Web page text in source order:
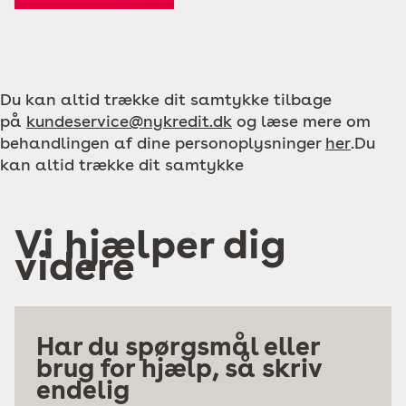
Du kan altid trække dit samtykke tilbage
på kundeservice@nykredit.dk og læse mere om
behandlingen af dine personoplysninger her.Du
kan altid trække dit samtykke
Vi hjælper dig
videre
Har du spørgsmål eller
brug for hjælp, så skriv
endelig